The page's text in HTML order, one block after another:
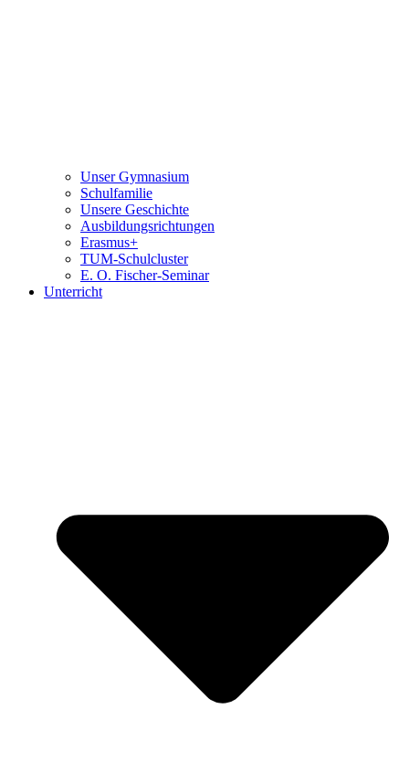
Unser Gymnasium
Schulfamilie
Unsere Geschichte
Ausbildungsrichtungen
Erasmus+
TUM-Schulcluster
E. O. Fischer-Seminar
Unterricht